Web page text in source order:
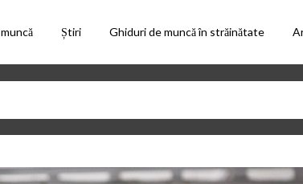
Știri Ghiduri de muncă în străinătate